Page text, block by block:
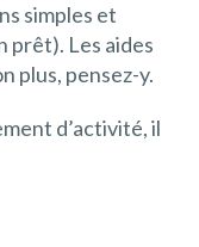
simples et
prêt). Les aides
plus, pensez-y.
d’activité, il